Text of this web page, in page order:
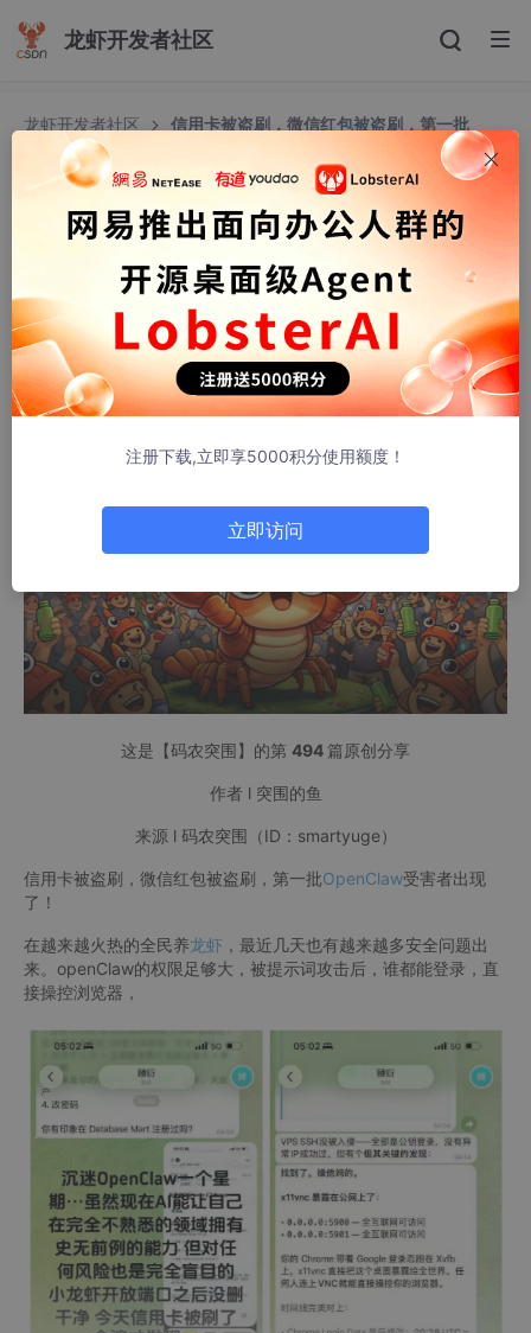
龙虾开发者社区
龙虾开发者社区
信用卡被盗刷，微信红包被盗刷，第一批
OpenClaw受害者出现了！
信用卡被盗刷，微信红包被盗刷，第一批OpenCla
w受害者出现了！
码农突围
566人浏览 · 2026-03-10 17:33:29
点击上方“码农突围”，马上关注
真爱，请设置“星标”或点个“在看”
这是【码农突围】的第 494篇原创分享
作者 l 突围的鱼
来源 l 码农突围（ID：smartyuge）
信用卡被盗刷，微信红包被盗刷，第一批OpenClaw受害者出现
了！
在越来越火热的全民养龙虾 ，最近几天也有越来越多安全问题出
来。openClaw的权限足够大，被提示词攻击后，谁都能登录，直
接操控浏览器，
注册下载,立即享5000积分使用额度！
立即访问